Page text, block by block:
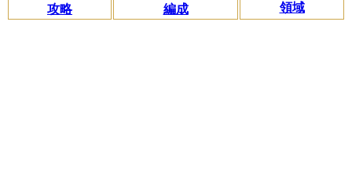
攻略
編成
領域